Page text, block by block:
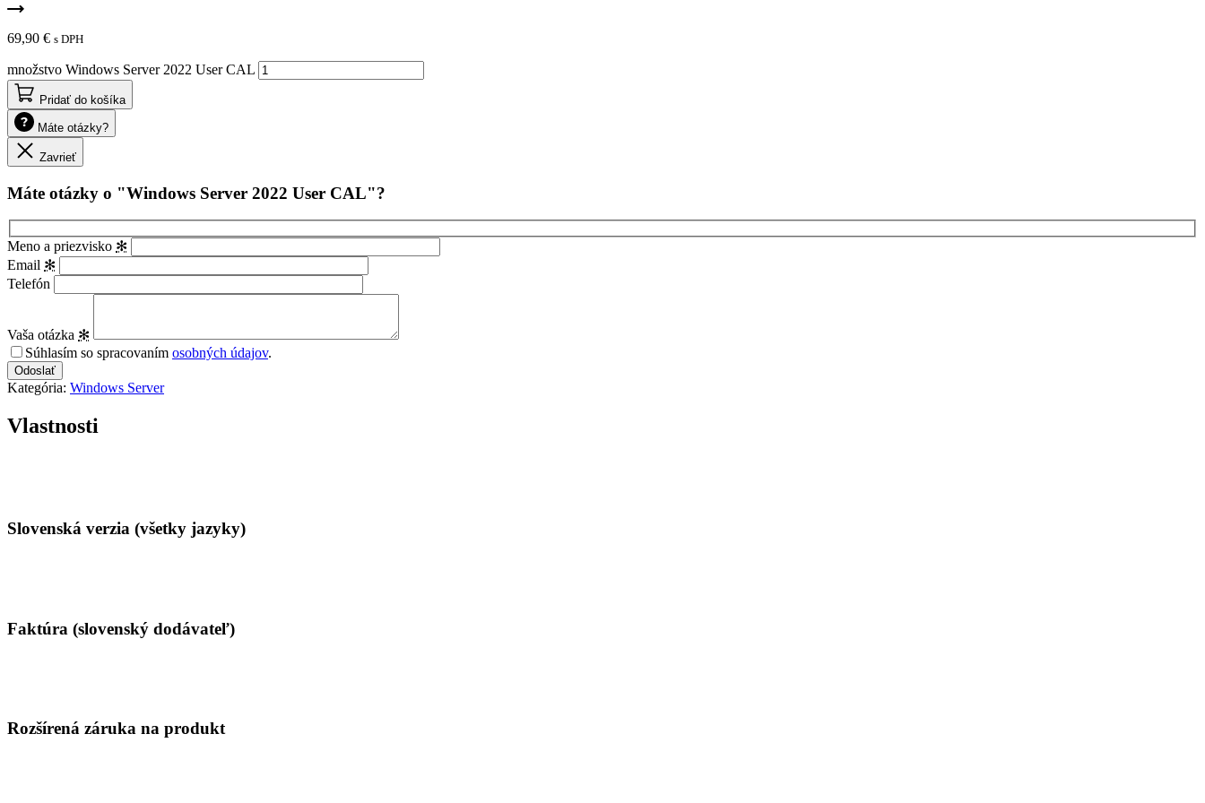
69,90 € s DPH
množstvo Windows Server 2022 User CAL
Pridať do košíka
Máte otázky?
Zavrieť
Máte otázky o "Windows Server 2022 User CAL"?
Meno a priezvisko ✻
Email ✻
Telefón
Vaša otázka ✻
Súhlasím so spracovaním osobných údajov.
Kategória: Windows Server
Vlastnosti
Slovenská verzia (všetky jazyky)
Faktúra (slovenský dodávateľ)
Rozšírená záruka na produkt